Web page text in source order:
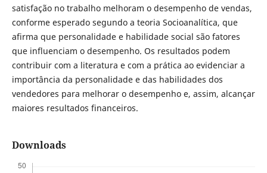
satisfação no trabalho melhoram o desempenho de vendas,
conforme esperado segundo a teoria Socioanalítica, que
afirma que personalidade e habilidade social são fatores
que influenciam o desempenho. Os resultados podem
contribuir com a literatura e com a prática ao evidenciar a
importância da personalidade e das habilidades dos
vendedores para melhorar o desempenho e, assim, alcançar
maiores resultados financeiros.
Downloads